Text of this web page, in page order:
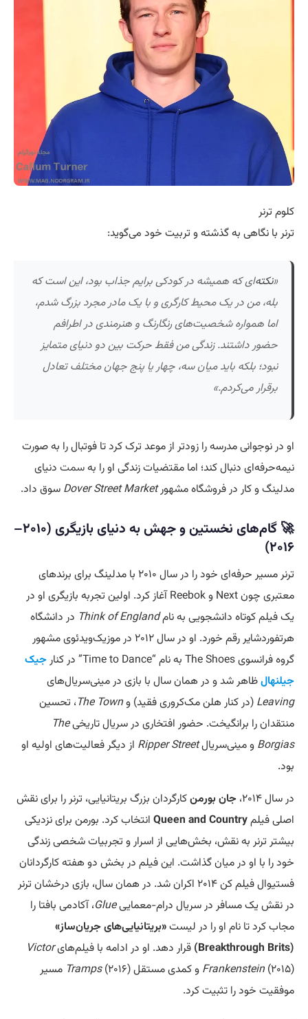
کلوم ترنر
ترنر با نگاهی به گذشته و تربیت خود می‌گوید:
«نکته‌ای که همیشه در کودکی برایم جذاب بود، این است که
بله، من در یک محیط کارگری و با یک مادر مجرد بزرگ شدم،
اما همواره شخصیت‌های رنگارنگ و هنرمندی در اطرافم
حضور داشتند. زندگی من فقط حرکت بین دو دنیای متمایز
نبود؛ بلکه باید میان سه، چهار یا پنج جهان مختلف تعادل
برقرار می‌کردم.»
او در نوجوانی مدرسه را زودتر از موعد ترک کرد تا فوتبال را به صورت
نیمه‌حرفه‌ای دنبال کند؛ اما مقتضیات زندگی او را بهسمت دنیای
مدلینگ و کار در فروشگاه مشهورDover Street Market سوق داد.
🚀 گام‌های نخستین و جهش به دنیای بازیگری (۲۰۱۰–
۲۰۱۶)
ترنر مسیر حرفه‌ای خود را در سال ۲۰۱۰ با مدلینگ برای برندهای
معتبری چون Next و Reebok آغاز کرد. اولین تجربه بازیگری او در
یک فیلم کوتاه دانشجویی به نامThink of England در دانشگاه
هرتفوردشایر رقم خورد. او در سال ۲۰۱۲ در موزیک‌ویدئوی مشهور
گروه فرانسوی The Shoes به نام “Time to Dance” در کنار
جیک
جیلنهالظاهر شد و در همان سال با بازی در مینی‌سریال‌های
Leaving (در کنار هلن مک‌کروری فقید) وThe Town، تحسین
منتقدان را برانگیخت. حضور افتخاری در سریال تاریخیThe
Borgias و مینی‌سریالRipper Street از دیگر فعالیت‌های اولیه او
بود.
در سال ۲۰۱۴،
جان بورمنکارگردان بزرگ بریتانیایی، ترنر را برای نقش
اصلی فیلمQueen and Country انتخاب کرد. بورمن برای نزدیکی
بیشتر ترنر به نقش، بخش‌هایی از اسرار و تجربیات شخصی زندگی
خود را با او در میان گذاشت. این فیلم در بخش دو هفته کارگردانان
فستیوال فیلم کن ۲۰۱۴ اکران شد. در همان سال، بازی درخشان ترنر
در نقش یک مسافر در سریال درام-معماییGlue، آکادمی بافتا را
مجاب کرد تا نام او را در لیست«بریتانیایی‌های جریان‌ساز»
(Breakthrough Brits)
قرار دهد. او در ادامه با فیلم‌هایVictor
Frankenstein (۲۰۱۵) و کمدی مستقل Tramps (۲۰۱۶) مسیر
موفقیت خود را تثبیت کرد.